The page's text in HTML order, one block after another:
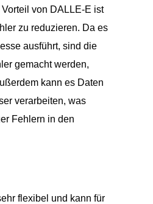
von DALLE-E ist
zu reduzieren. Da es
ausführt, sind die
gemacht werden,
kann es Daten
verarbeiten, was
Fehlern in den
flexibel und kann für